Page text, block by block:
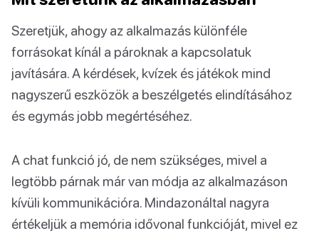
Szeretjük, ahogy az alkalmazás különféle
forrásokat kínál a pároknak a kapcsolatuk
javítására. A kérdések, kvízek és játékok mind
nagyszerű eszközök a beszélgetés elindításához
és egymás jobb megértéséhez.
A chat funkció jó, de nem szükséges, mivel a
legtöbb párnak már van módja az alkalmazáson
kívüli kommunikációra. Mindazonáltal nagyra
értékeljük a memória idővonal funkcióját, mivel ez